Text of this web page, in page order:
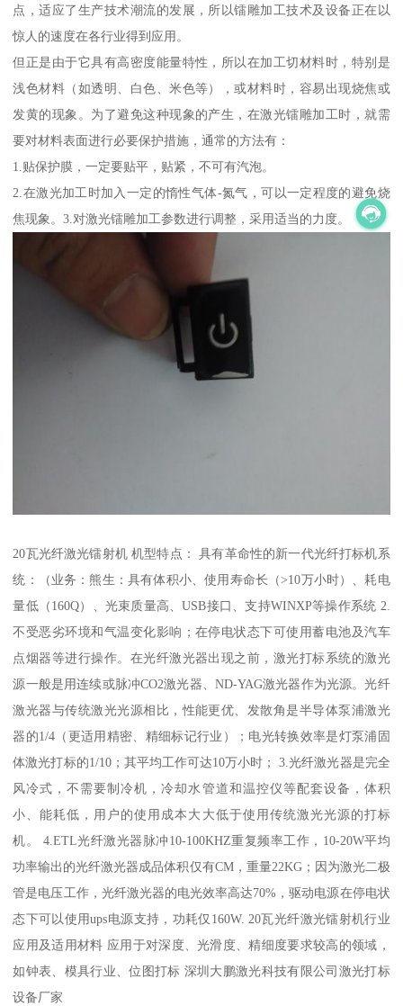
点，适应了生产技术潮流的发展，所以镭雕加工技术及设备正在以
惊人的速度在各行业得到应用。
但正是由于它具有高密度能量特性，所以在加工切材料时，特别是
浅色材料（如透明、白色、米色等），或材料时，容易出现烧焦或
发黄的现象。为了避免这种现象的产生，在激光镭雕加工时，就需
要对材料表面进行必要保护措施，通常的方法有：
1.贴保护膜，一定要贴平，贴紧，不可有汽泡。
2.在激光加工时加入一定的惰性气体-氮气，可以一定程度的避免烧
焦现象。3.对激光镭雕加工参数进行调整，采用适当的力度。
20瓦光纤激光镭射机 机型特点： 具有革命性的新一代光纤打标机系
统：（业务：熊生：具有体积小、使用寿命长（>10万小时）、耗电
量低（160Q）、光束质量高、USB接口、支持WINXP等操作系统 2.
不受恶劣环境和气温变化影响；在停电状态下可使用蓄电池及汽车
点烟器等进行操作。在光纤激光器出现之前，激光打标系统的激光
源一般是用连续或脉冲CO2激光器、ND-YAG激光器作为光源。光纤
激光器与传统激光光源相比，性能更优、发散角是半导体泵浦激光
器的1/4（更适用精密、精细标记行业）；电光转换效率是灯泵浦固
体激光打标的1/10；其平均工作可达10万小时； 3.光纤激光器是完全
风冷式，不需要制冷机，冷却水管道和温控仪等配套设备，体积
小、能耗低，用户的使用成本大大低于使用传统激光光源的打标
机。 4.ETL光纤激光器脉冲10-100KHZ重复频率工作，10-20W平均
功率输出的光纤激光器成品体积仅有CM，重量22KG；因为激光二极
管是电压工作，光纤激光器的电光效率高达70%，驱动电源在停电状
态下可以使用ups电源支持，功耗仅160W. 20瓦光纤激光镭射机行业
应用及适用材料 应用于对深度、光滑度、精细度要求较高的领域，
如钟表、模具行业、位图打标 深圳大鹏激光科技有限公司激光打标
设备厂家